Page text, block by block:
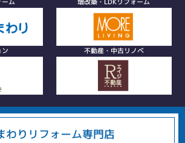
ーム 増改築・LDKリフォーム
ン 不動産・中古リノベ
わりリフォーム専門店